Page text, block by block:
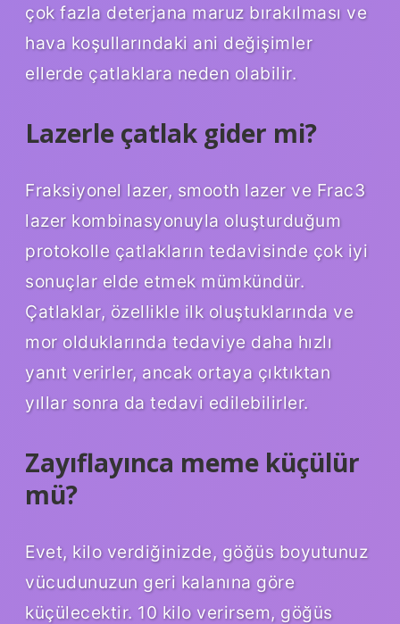
çok fazla deterjana maruz bırakılması ve
hava koşullarındaki ani değişimler
ellerde çatlaklara neden olabilir.
Lazerle çatlak gider mi?
Fraksiyonel lazer, smooth lazer ve Frac3
lazer kombinasyonuyla oluşturduğum
protokolle çatlakların tedavisinde çok iyi
sonuçlar elde etmek mümkündür.
Çatlaklar, özellikle ilk oluştuklarında ve
mor olduklarında tedaviye daha hızlı
yanıt verirler, ancak ortaya çıktıktan
yıllar sonra da tedavi edilebilirler.
Zayıflayınca meme küçülür
mü?
Evet, kilo verdiğinizde, göğüs boyutunuz
vücudunuzun geri kalanına göre
küçülecektir. 10 kilo verirsem, göğüs